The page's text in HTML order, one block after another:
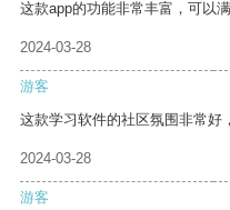
这款app的功能非常丰富，可以
2024-03-28
游客
这款学习软件的社区氛围非常好
2024-03-28
游客